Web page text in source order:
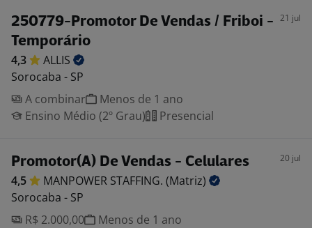
250779-Promotor De Vendas / Friboi -
Temporário
21 jul
4,3
ALLIS
Sorocaba - SP
A combinar
Menos de 1 ano
Ensino Médio (2º Grau)
Presencial
Promotor(A) De Vendas - Celulares 20 jul
4,5 MANPOWER STAFFING. (Matriz)
Sorocaba - SP
R$ 2.000,00
Menos de 1 ano